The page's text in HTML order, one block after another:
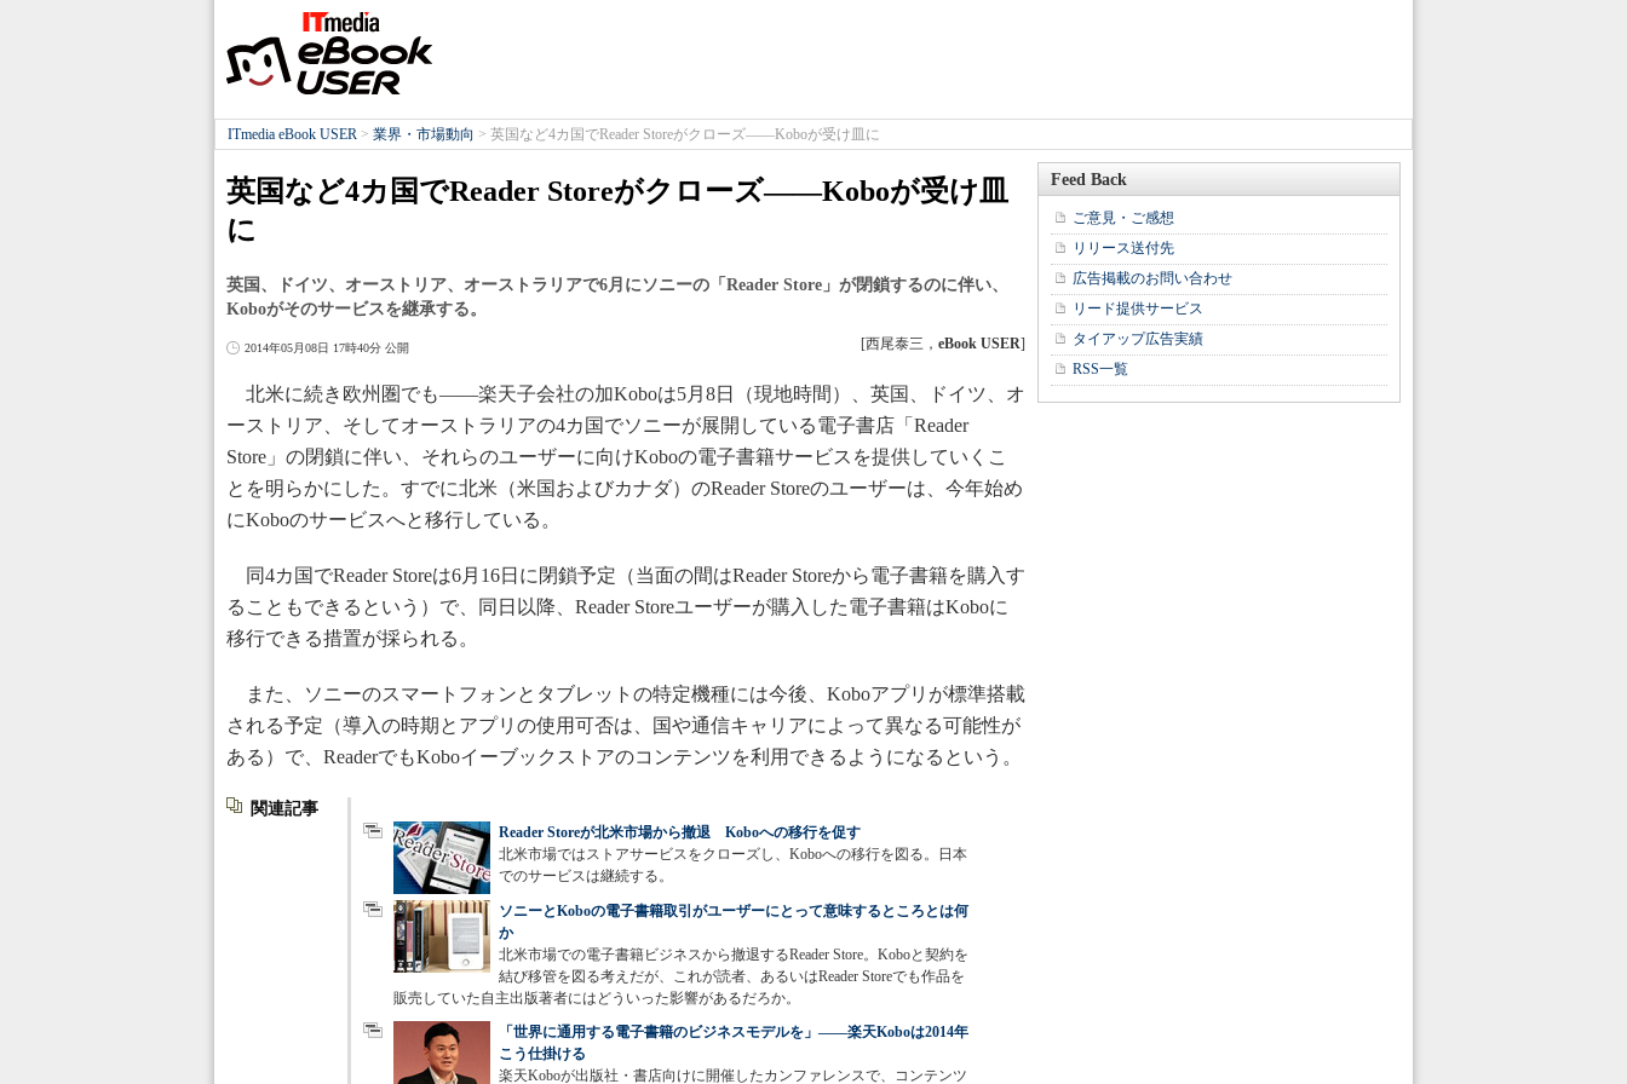
ITmedia eBook USER > 業界・市場動向 > 英国など4カ国でReader Storeがクローズ――Koboが受け皿に
英国など4カ国でReader Storeがクローズ――Koboが受け皿
に
英国、ドイツ、オーストリア、オーストラリアで6月にソニーの「Reader Store」が閉鎖するのに伴い、
Koboがそのサービスを継承する。
2014年05月08日 17時40分 公開 [西尾泰三， eBook USER]
北米に続き欧州圏でも――楽天子会社の加Koboは5月8日（現地時間）、英国、ドイツ、オ
ーストリア、そしてオーストラリアの4カ国でソニーが展開している電子書店「Reader
Store」の閉鎖に伴い、それらのユーザーに向けKoboの電子書籍サービスを提供していくこ
とを明らかにした。すでに北米（米国およびカナダ）のReader Storeのユーザーは、今年始め
にKoboのサービスへと移行している。
同4カ国でReader Storeは6月16日に閉鎖予定（当面の間はReader Storeから電子書籍を購入す
ることもできるという）で、同日以降、Reader Storeユーザーが購入した電子書籍はKoboに
移行できる措置が採られる。
また、ソニーのスマートフォンとタブレットの特定機種には今後、Koboアプリが標準搭載
される予定（導入の時期とアプリの使用可否は、国や通信キャリアによって異なる可能性が
ある）で、ReaderでもKoboイーブックストアのコンテンツを利用できるようになるという。
関連記事
Reader Storeが北米市場から撤退 Koboへの移行を促す
北米市場ではストアサービスをクローズし、Koboへの移行を図る。日本
でのサービスは継続する。
ソニーとKoboの電子書籍取引がユーザーにとって意味するところとは何
か
北米市場での電子書籍ビジネスから撤退するReader Store。Koboと契約を
結び移管を図る考えだが、これが読者、あるいはReader Storeでも作品を
販売していた自主出版著者にはどういった影響があるだろか。
「世界に通用する電子書籍のビジネスモデルを」――楽天Koboは2014年
こう仕掛ける
楽天Koboが出版社・書店向けに開催したカンファレンスで、コンテンツ
Feed Back
ご意見・ご感想
リリース送付先
広告掲載のお問い合わせ
リード提供サービス
タイアップ広告実績
RSS一覧